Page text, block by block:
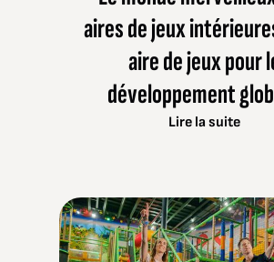
aires de jeux
aire de jeux pour
développement
Lire la suite